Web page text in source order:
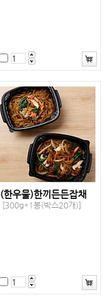
(한우물)한끼든든잡채
[300g*1봉(박스20개)]